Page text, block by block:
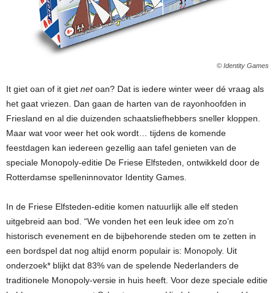
© Identity Games
It giet oan of it giet netoan? Dat is iedere winter weer dé vraag als
het gaat vriezen. Dan gaan de harten van de rayonhoofden in
Friesland en al die duizenden schaatsliefhebbers sneller kloppen.
Maar wat voor weer het ook wordt… tijdens de komende
feestdagen kan iedereen gezellig aan tafel genieten van de
speciale Monopoly-editie De Friese Elfsteden, ontwikkeld door de
Rotterdamse spelleninnovator Identity Games.
In de Friese Elfsteden-editie komen natuurlijk alle elf steden
uitgebreid aan bod. “We vonden het een leuk idee om zo’n
historisch evenement en de bijbehorende steden om te zetten in
een bordspel dat nog altijd enorm populair is: Monopoly. Uit
onderzoek* blijkt dat 83% van de spelende Nederlanders de
traditionele Monopoly-versie in huis heeft. Voor deze speciale editie